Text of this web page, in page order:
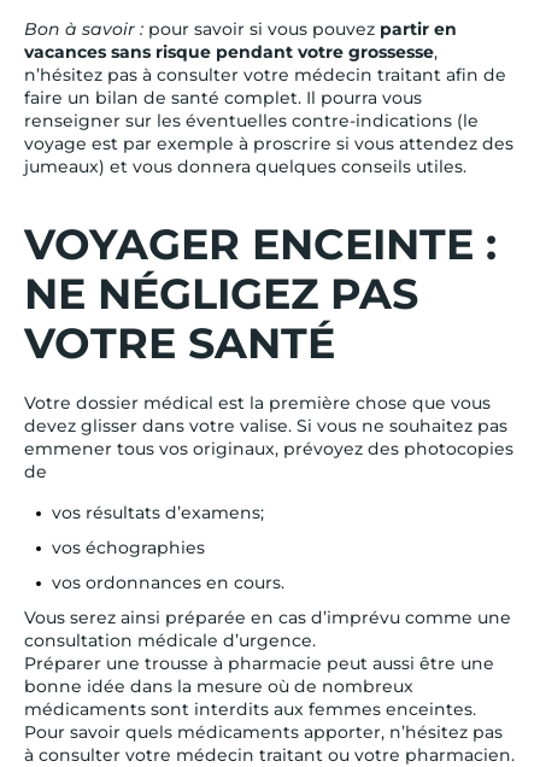
Bon à savoir : pour savoir si vous pouvez partir en
vacances sans risque pendant votre grossesse,
n’hésitez pas à consulter votre médecin traitant afin de
faire un bilan de santé complet. Il pourra vous
renseigner sur les éventuelles contre-indications (le
voyage est par exemple à proscrire si vous attendez des
jumeaux) et vous donnera quelques conseils utiles.
VOYAGER ENCEINTE :
NE NÉGLIGEZ PAS
VOTRE SANTÉ
Votre dossier médical est la première chose que vous
devez glisser dans votre valise. Si vous ne souhaitez pas
emmener tous vos originaux, prévoyez des photocopies
de
vos résultats d’examens;
vos échographies
vos ordonnances en cours.
Vous serez ainsi préparée en cas d’imprévu comme une
consultation médicale d’urgence.
Préparer une trousse à pharmacie peut aussi être une
bonne idée dans la mesure où de nombreux
médicaments sont interdits aux femmes enceintes.
Pour savoir quels médicaments apporter, n’hésitez pas
à consulter votre médecin traitant ou votre pharmacien.